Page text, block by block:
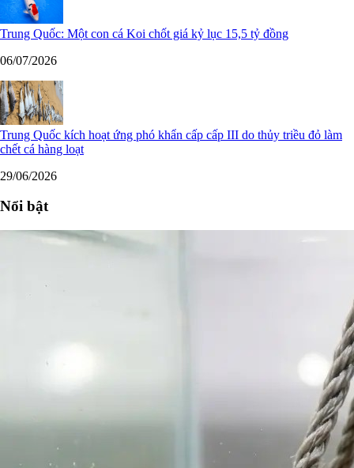
Trung Quốc: Một con cá Koi chốt giá kỷ lục 15,5 tỷ đồng
06/07/2026
Trung Quốc kích hoạt ứng phó khẩn cấp cấp III do thủy triều đỏ làm
chết cá hàng loạt
29/06/2026
Nổi bật